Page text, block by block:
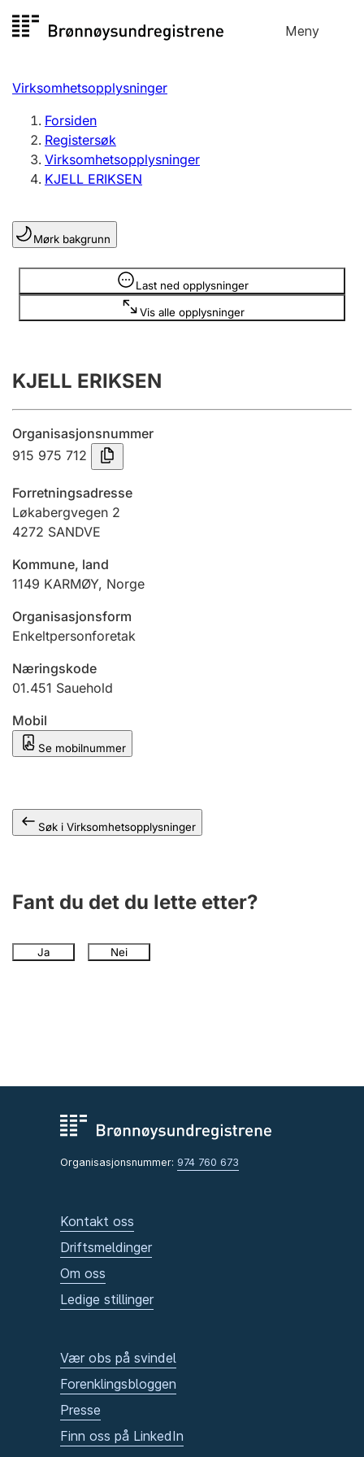
til
Meny
Registersøk
Aksjeselskap
Enkeltpersonforetak
Registrere, endre, slette
Lag og forening
Registrere, endre, slette
Årsregnskap
Innsending og forsinkelsesgebyr
Tinglysing
Jeger
Ektepaktveileder
Offentlig sektor
Andre tema
Virksomhetsopplysninger
Forsiden
Registersøk
Virksomhetsopplysninger
KJELL ERIKSEN
Mørk bakgrunn
Last ned opplysninger
Vis alle opplysninger
Opplysninger er skjult
KJELL ERIKSEN
Organisasjonsnummer
915 975 712
Forretningsadresse
Løkabergvegen 2
4272 SANDVE
Kommune, land
1149 KARMØY, Norge
Organisasjonsform
Enkeltpersonforetak
Næringskode
01.451 Sauehold
Mobil
Se mobilnummer
Søk i Virksomhetsopplysninger
Fant du det du lette etter?
Ja Nei
Organisasjonsnummer: 974 760 673
Kontakt oss
Driftsmeldinger
Om oss
Ledige stillinger
Vær obs på svindel
Forenklingsbloggen
Presse
Finn oss på LinkedIn